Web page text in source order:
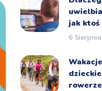
jak ktoś
6